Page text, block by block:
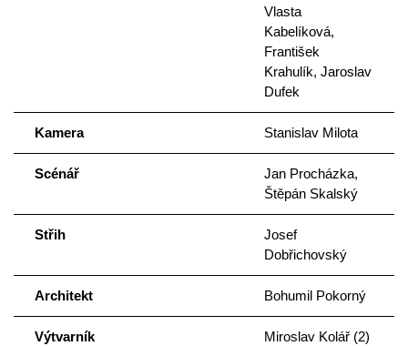
Vlasta
Kabelíková,
František
Krahulík, Jaroslav
Dufek
Kamera Stanislav Milota
Scénář
Jan Procházka,
Štěpán Skalský
Střih
Josef
Dobřichovský
Architekt Bohumil Pokorný
Výtvarník Miroslav Kolář (2)